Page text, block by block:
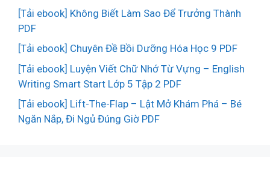
[Tải ebook] Không Biết Làm Sao Để Trưởng Thành
PDF
[Tải ebook] Chuyên Đề Bồi Dưỡng Hóa Học 9 PDF
[Tải ebook] Luyện Viết Chữ Nhớ Từ Vựng – English
Writing Smart Start Lớp 5 Tập 2 PDF
[Tải ebook] Lift-The-Flap – Lật Mở Khám Phá – Bé
Ngăn Nắp, Đi Ngủ Đúng Giờ PDF